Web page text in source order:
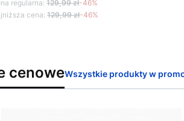
regularna: 129,99 zł-46%
cena: 129,99 zł-46%
cenoweWszystkie produkty w